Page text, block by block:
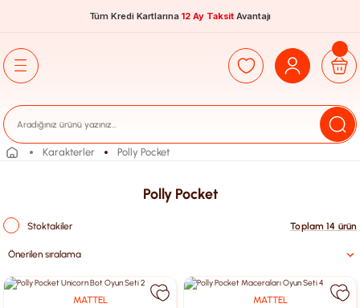
Tüm Kredi Kartlarına 12 Ay Taksit Avantajı
Karakterler Polly Pocket
Polly Pocket
Stoktakiler Toplam 14 ürün
MATTEL MATTEL